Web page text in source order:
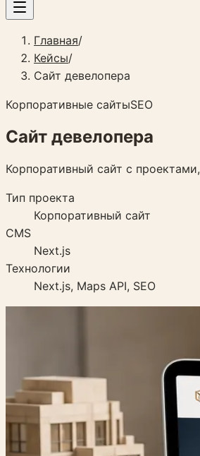
Главная/
Кейсы/
Сайт девелопера
Корпоративные сайтыSEO
Сайт девелопера
Корпоративный сайт с
Тип проекта
Корпоративный сайт
CMS
Next.js
Технологии
Next.js, Maps API, SEO